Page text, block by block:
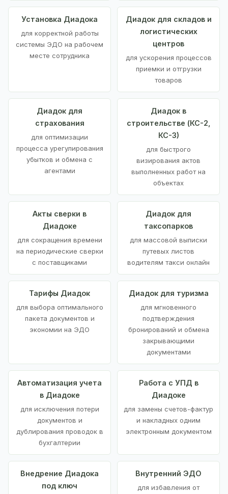
Установка Диадока
для корректной работы
системы ЭДО на рабочем
месте сотрудника
Диадок для складов и
логистических
центров
для ускорения процессов
приемки и отгрузки
товаров
Диадок для
страхования
для оптимизации
процесса урегулирования
убытков и обмена с
агентами
Диадок в
строительстве (КС-2,
КС-3)
для быстрого
визирования актов
выполненных работ на
объектах
Акты сверки в
Диадоке
для сокращения времени
на периодические сверки
с поставщиками
Диадок для
таксопарков
для массовой выписки
путевых листов
водителям такси онлайн
Тарифы Диадок
для выбора оптимального
пакета документов и
экономии на ЭДО
Диадок для туризма
для мгновенного
подтверждения
бронирований и обмена
закрывающими
документами
Автоматизация учета
в Диадоке
для исключения потери
документов и
дублирования проводок в
бухгалтерии
Работа с УПД в
Диадоке
для замены счетов-фактур
и накладных одним
электронным документом
Внедрение Диадока
под ключ
Внутренний ЭДО
для избавления от